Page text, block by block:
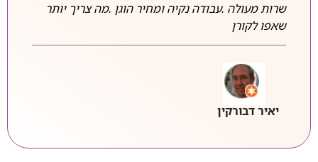
שרות מעולה .עבודה נקיה ומחיר הוגן .מה צריך יותר
שאפו לקורן
יאיר דבורקין